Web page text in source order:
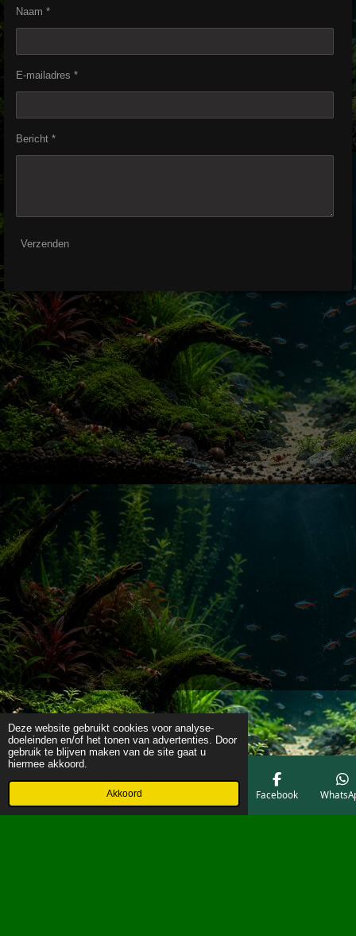
Deze website gebruikt cookies voor analyse-
doeleinden en/of het tonen van advertenties. Door
gebruik te blijven maken van de site gaat u
hiermee akkoord.
Akkoord
Naam *
E-mailadres *
Bericht *
Verzenden
Telefoonnummer Facebook